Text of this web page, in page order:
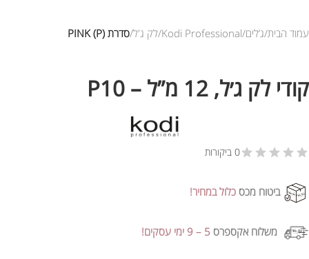
עמוד הבית ג’לים Kodi Professional לק ג'ל סדרת PINK (P)
קודי לק ג׳ל, 12 מ”ל – P10
0 ביקורות
ביטוח מכס כלול במחיר!
משלוח אקספרס 5 – 9 ימי עסקים!